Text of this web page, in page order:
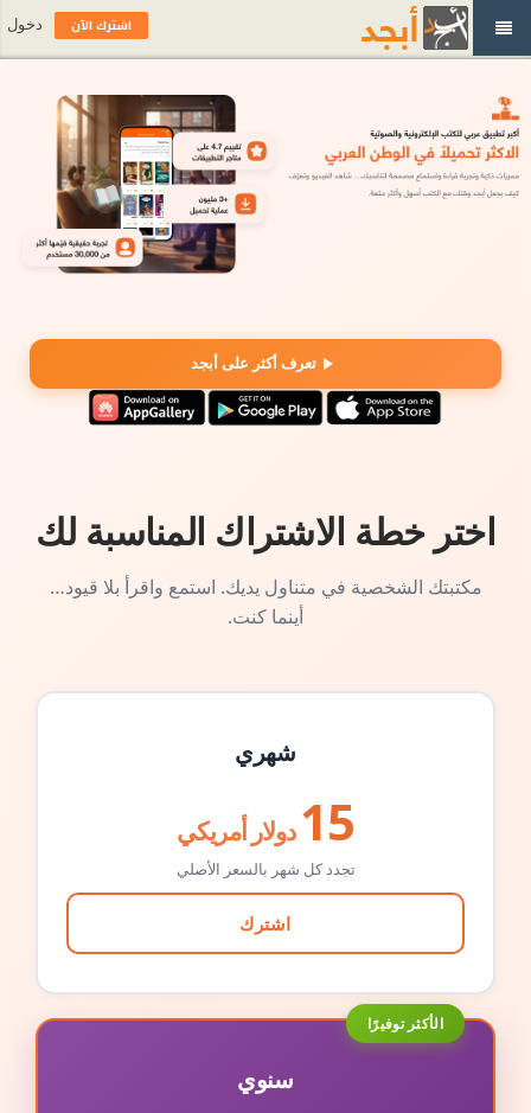
تعرف أكثر على أبجد
اختر خطة الاشتراك المناسبة لك
مكتبتك الشخصية في متناول يديك. استمع واقرأ بلا قيود…
أينما كنت.
شهري
15 دولار أمريكي
تجدد كل شهر بالسعر الأصلي
اشترك
الأكثر توفيرًا
سنوي
اشترك الآن دخول